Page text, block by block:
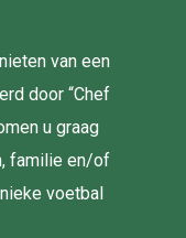
van een
door “Chef
u graag
familie en/of
voetbal